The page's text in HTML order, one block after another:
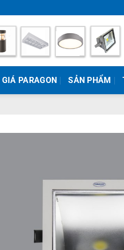
GIÁ PARAGON SẢN PHẨM